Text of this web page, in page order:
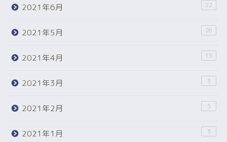
2021年6月 22
2021年5月 26
2021年4月 15
2021年3月 3
2021年2月 5
2021年1月 3